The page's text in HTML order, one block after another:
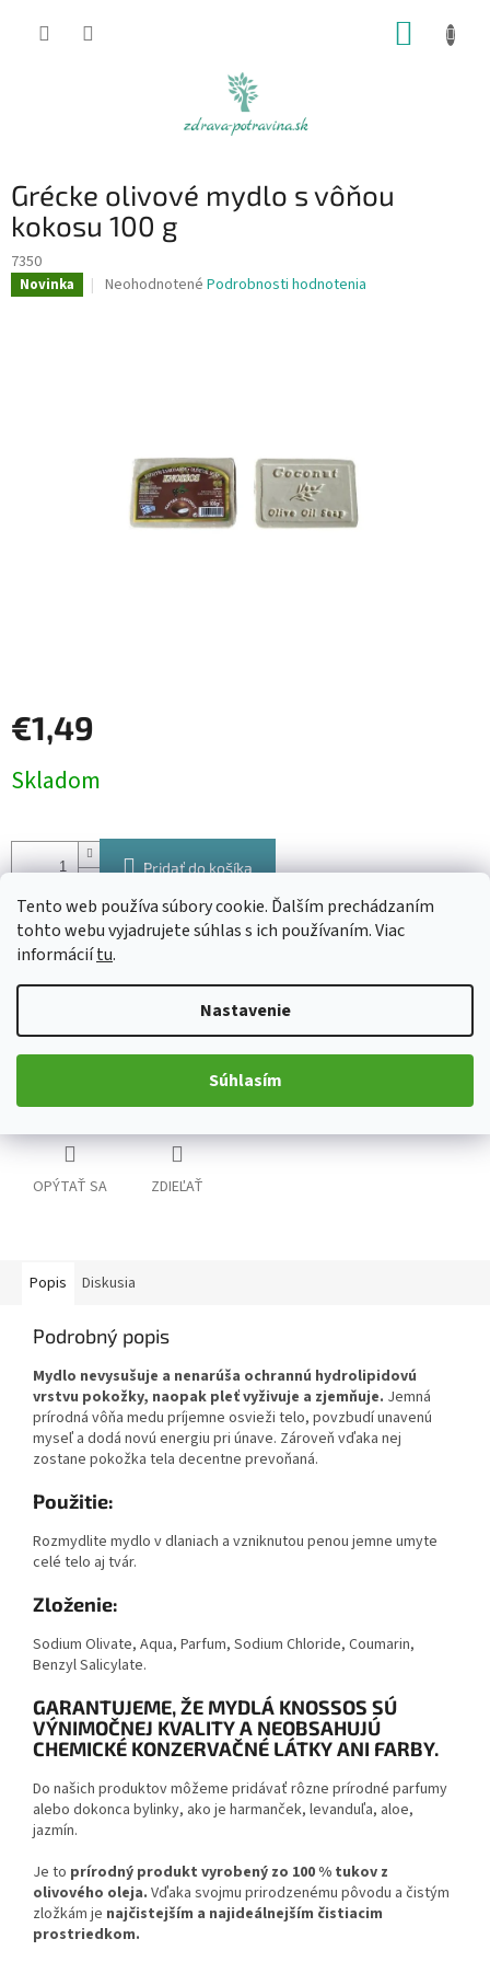
Tento web používa súbory cookie. Ďalším prechádzaním
tohto webu vyjadrujete súhlas s ich používaním. Viac
informáciítu.
Nastavenie
Súhlasím
Grécke olivové mydlo s vôňou
kokosu 100 g
7350
Novinka
Priemerné
Neohodnotené Podrobnosti hodnotenia
€1,49
cena:
Skladom
Pridať do košíka
Tradičné grécke olivové mydlo Knossos s vôňou kokosu výborne
čistí a zároveň zjemňuje pokožku celého tela.
všetky typy pleti a vďaka jeho šetrnému zloženiu ho môžete bez obáv
použiť aj na tvár. Mydlo obsahuje vysoký podiel krétskeho olivového
oleja, ktorý vďaka svojim vynikajúcim hydratačným schopnostiam
používajú obyvatelia oblastí okolo Stredozemného mora už celé
stáročia.
OPÝTAŤ SA ZDIEĽAŤ
Popis Diskusia
Podrobný popis
Mydlo nevysušuje a nenarúša ochrannú hydrolipidovú
vrstvu pokožky, naopak pleť vyživuje a zjemňuje. Jemná
prírodná vôňa medu príjemne osvieži telo, povzbudí unavenú
myseľ a dodá novú energiu pri únave. Zároveň vďaka nej
zostane pokožka tela decentne prevoňaná.
Použitie:
Rozmydlite mydlo v dlaniach a vzniknutou penou jemne umyte
celé telo aj tvár.
Zloženie:
Sodium Olivate, Aqua, Parfum, Sodium Chloride, Coumarin,
Benzyl Salicylate.
GARANTUJEME, ŽE MYDLÁ KNOSSOS SÚ
VÝNIMOČNEJ KVALITY A NEOBSAHUJÚ
CHEMICKÉ KONZERVAČNÉ LÁTKY ANI FARBY.
Do našich produktov môžeme pridávať rôzne prírodné parfumy
alebo dokonca bylinky, ako je harmanček, levanduľa, aloe,
jazmín.
Je to prírodný produkt vyrobený zo 100 % tukov z
olivového oleja. Vďaka svojmu prirodzenému pôvodu a čistým
zložkám je najčistejším a najideálnejším čistiacim
prostriedkom.